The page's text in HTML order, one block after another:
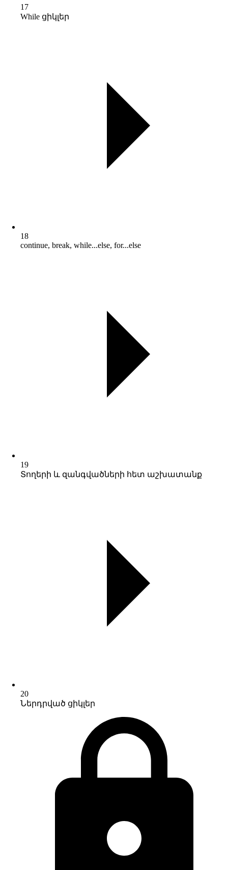
17
While ցիկլեր
18
continue, break, while...else, for...else
19
Տողերի և զանգվածների հետ աշխատանք
20
Ներդրված ցիկլեր